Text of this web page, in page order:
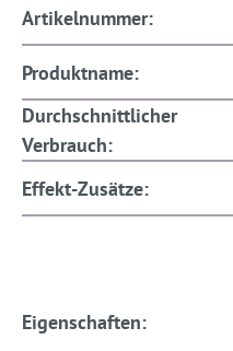
Artikelnummer:
Produktname:
Durchschnittlicher
Verbrauch:
Effekt-Zusätze:
Eigenschaften: